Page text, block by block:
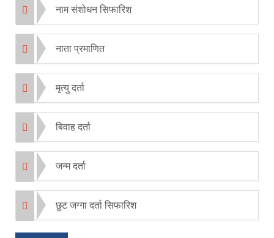
नाम संशोधन सिफारिश
नाता प्रमाणित
मृत्यु दर्ता
बिवाह दर्ता
जन्म दर्ता
छुट जग्गा दर्ता सिफारिश